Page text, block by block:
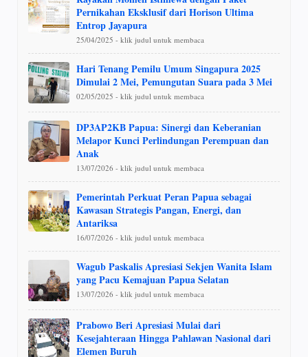
Pernikahan Eksklusif dari Horison Ultima
Entrop Jayapura
25/04/2025 - klik judul untuk membaca
Hari Tenang Pemilu Umum Singapura 2025
Dimulai 2 Mei, Pemungutan Suara pada 3 Mei
02/05/2025 - klik judul untuk membaca
DP3AP2KB Papua: Sinergi dan Keberanian
Melapor Kunci Perlindungan Perempuan dan
Anak
13/07/2026 - klik judul untuk membaca
Pemerintah Perkuat Peran Papua sebagai
Kawasan Strategis Pangan, Energi, dan
Antariksa
16/07/2026 - klik judul untuk membaca
Wagub Paskalis Apresiasi Sekjen Wanita Islam
yang Pacu Kemajuan Papua Selatan
13/07/2026 - klik judul untuk membaca
Prabowo Beri Apresiasi Mulai dari
Kesejahteraan Hingga Pahlawan Nasional dari
Elemen Buruh